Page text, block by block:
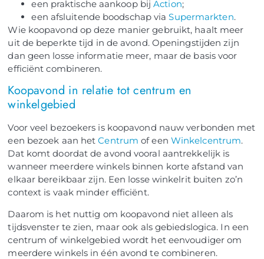
een praktische aankoop bijAction;
een afsluitende boodschap viaSupermarkten.
Wie koopavond op deze manier gebruikt, haalt meer
uit de beperkte tijd in de avond. Openingstijden zijn
dan geen losse informatie meer, maar de basis voor
efficiënt combineren.
Koopavond in relatie tot centrum en
winkelgebied
Voor veel bezoekers is koopavond nauw verbonden met
een bezoek aan hetCentrum of een Winkelcentrum.
Dat komt doordat de avond vooral aantrekkelijk is
wanneer meerdere winkels binnen korte afstand van
elkaar bereikbaar zijn. Een losse winkelrit buiten zo’n
context is vaak minder efficiënt.
Daarom is het nuttig om koopavond niet alleen als
tijdsvenster te zien, maar ook als gebiedslogica. In een
centrum of winkelgebied wordt het eenvoudiger om
meerdere winkels in één avond te combineren.